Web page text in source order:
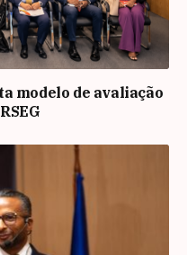
modelo de avaliação